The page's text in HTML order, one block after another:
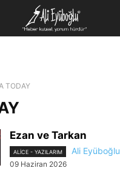
TODAY
Ezan ve Tarkan
ALİCE - YAZILARIM Ali Eyüboğlu
09 Haziran 2026